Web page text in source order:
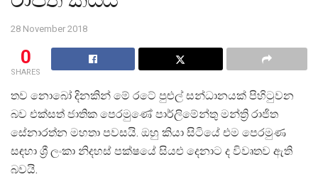
28 November 2018
0
SHARES
තව නොබෝ දිනකින් මේ රටේ පුළුල් සන්ධානයක් පිහිටුවන
බව එක්සත් ජාතික පෙරමුණේ පාර්ලිමේන්තු මන්ත්‍රි රාජිත
සේනාරත්න මහතා පවසයි. ඔහු කියා සිටියේ එම පෙරමුණ
සඳහා ශ්‍රී ලංකා නිදහස් පක්ෂයේ සියළු දෙනාට ද විවෘතව ඇති
බවයි.